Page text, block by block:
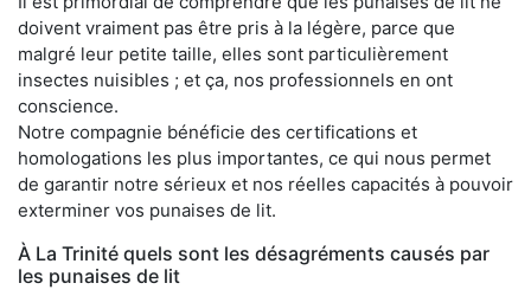
doivent vraiment pas être pris à la légère, parce que
malgré leur petite taille, elles sont particulièrement
insectes nuisibles ; et ça, nos professionnels en ont
conscience.
Notre compagnie bénéficie des certifications et
homologations les plus importantes, ce qui nous permet
de garantir notre sérieux et nos réelles capacités à pouvoir
exterminer vos punaises de lit.
À La Trinité quels sont les désagréments causés par
les punaises de lit